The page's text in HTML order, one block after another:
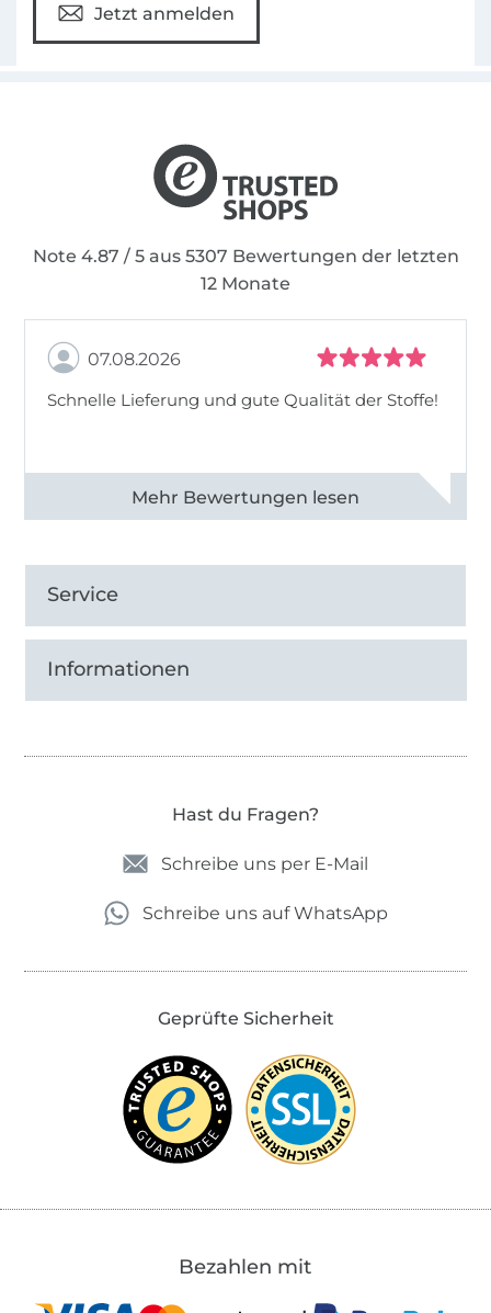
Jetzt anmelden
Note 4.87 / 5 aus 5307 Bewertungen der letzten
12 Monate
07.08.2026
Schnelle Lieferung und gute Qualität der Stoffe!
Alle 82968 Bewertungen ansehen
Service
Informationen
Hast du Fragen?
Schreibe uns per E-Mail
Schreibe uns auf WhatsApp
Geprüfte Sicherheit
Bezahlen mit